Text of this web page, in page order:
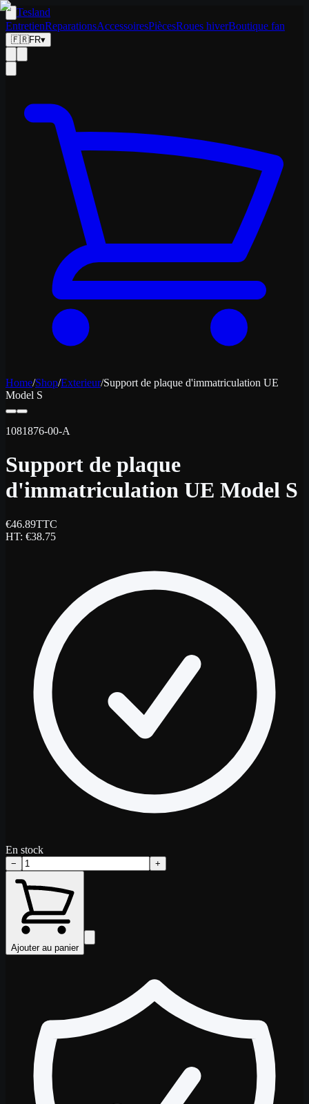
Tesland
EntretienReparationsAccessoiresPiècesRoues hiverBoutique fan
🇫🇷FR▾
Home/Shop/Exterieur/Support de plaque d'immatriculation UE
Model S
1081876-00-A
Support de plaque
d'immatriculation UE Model S
€46.89TTC
HT: €38.75
En stock
− +
Ajouter au panier